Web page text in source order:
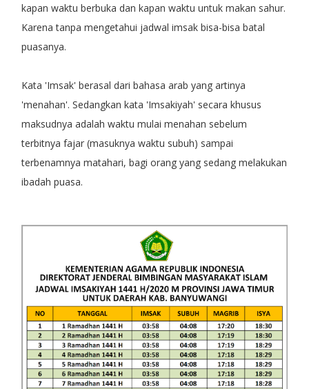
kapan waktu berbuka dan kapan waktu untuk makan sahur.
Karena tanpa mengetahui jadwal imsak bisa-bisa batal
puasanya.
Kata 'Imsak' berasal dari bahasa arab yang artinya
'menahan'. Sedangkan kata 'Imsakiyah' secara khusus
maksudnya adalah waktu mulai menahan sebelum
terbitnya fajar (masuknya waktu subuh) sampai
terbenamnya matahari, bagi orang yang sedang melakukan
ibadah puasa.